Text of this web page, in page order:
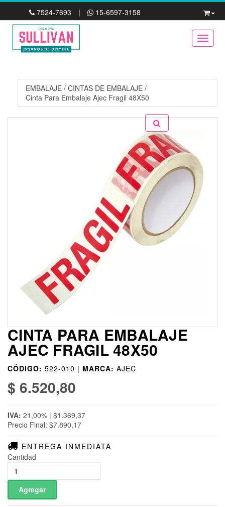
7524-7693 | 15-6597-3158
EMBALAJE / CINTAS DE EMBALAJE /
Cinta Para Embalaje Ajec Fragil 48X50
CINTA PARA EMBALAJE
AJEC FRAGIL 48X50
CÓDIGO: 522-010 | MARCA: AJEC
$ 6.520,80
IVA: 21,00% | $1.369,37
Precio Final: $7.890,17
ENTREGA INMEDIATA
Cantidad